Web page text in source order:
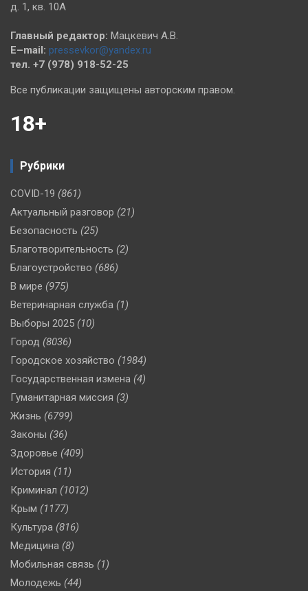
д. 1, кв. 10А
Главный редактор: Мацкевич А.В.
E–mail: pressevkor@yandex.ru
тел. +7 (978) 918-52-25
Все публикации защищены авторским правом.
18+
Рубрики
COVID-19 (861)
Актуальный разговор (21)
Безопасность (25)
Благотворительность (2)
Благоустройство (686)
В мире (975)
Ветеринарная служба (1)
Выборы 2025 (10)
Город (8036)
Городское хозяйство (1984)
Государственная измена (4)
Гуманитарная миссия (3)
Жизнь (6799)
Законы (36)
Здоровье (409)
История (11)
Криминал (1012)
Крым (1177)
Культура (816)
Медицина (8)
Мобильная связь (1)
Молодежь (44)